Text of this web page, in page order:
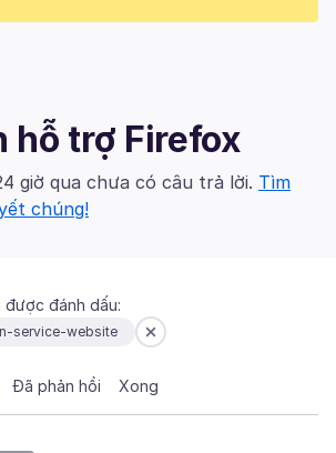
hỗ trợ Firefox
giờ qua chưa có câu trả lời. Tìm
chúng!
được đánh dấu:
service-website
Đã phản hồi Xong